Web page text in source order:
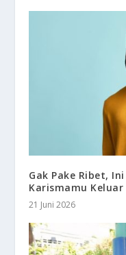
Gak Pake Ribet,
Karismamu Keluar
21 Juni 2026